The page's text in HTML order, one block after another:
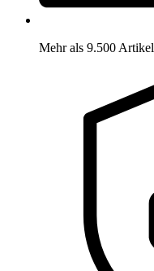
Mehr als 9.500 Artikel